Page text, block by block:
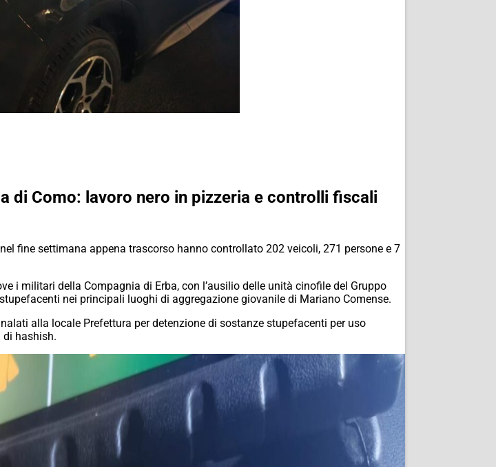
di Como: lavoro nero in pizzeria e controlli fiscali
fine settimana appena trascorso hanno controllato 202 veicoli, 271 persone e 7
i militari della Compagnia di Erba, con l’ausilio delle unità cinofile del Gruppo
nei principali luoghi di aggregazione giovanile di Mariano Comense.
alla locale Prefettura per detenzione di sostanze stupefacenti per uso
di hashish.